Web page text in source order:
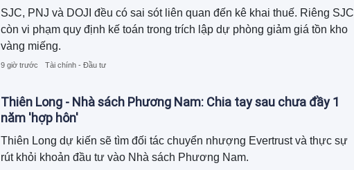
SJC, PNJ và DOJI đều có sai sót liên quan đến kê khai thuế. Riêng SJC
còn vi phạm quy định kế toán trong trích lập dự phòng giảm giá tồn kho
vàng miếng.
9 giờ trước Tài chính - Đầu tư
Thiên Long - Nhà sách Phương Nam: Chia tay sau chưa đầy 1
năm 'hợp hôn'
Thiên Long dự kiến sẽ tìm đối tác chuyển nhượng Evertrust và thực sự
rút khỏi khoản đầu tư vào Nhà sách Phương Nam.